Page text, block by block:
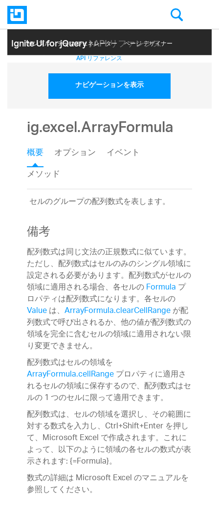
Ignite UI for jQuery| API リファレンス
サンプル テーマ ジェネレーター ページ デザイナー
ヘルプ トピック API リファレンス
ナビゲーションを表示
ig.excel.ArrayFormula
概要 オプション
イベント
メソッド
セルのグループの配列数式を表します。
備考
配列数式は同じ文法の正規数式に似ています。
ただし、配列数式はセルのみのシングル領域に
設定される必要があります。配列数式がセルの
領域に適用される場合、各セルのFormulaプ
ロパティは配列数式になります。各セルの
Valueは、 ArrayFormula.clearCellRangeが配
列数式で呼び出されるか、他の値が配列数式の
領域を完全に含むセルの領域に適用されない限
り変更できません。
配列数式はセルの領域を
ArrayFormula.cellRangeプロパティに適用さ
れるセルの領域に保存するので、配列数式はセ
ルの 1 つのセルに限って適用できます。
配列数式は、セルの領域を選択し、その範囲に
対する数式を入力し、Ctrl+Shift+Enter を押し
て、Microsoft Excel で作成されます。これに
よって、以下のように領域の各セルの数式が表
示されます: {=Formula}。
数式の詳細は Microsoft Excel のマニュアルを
参照してください。